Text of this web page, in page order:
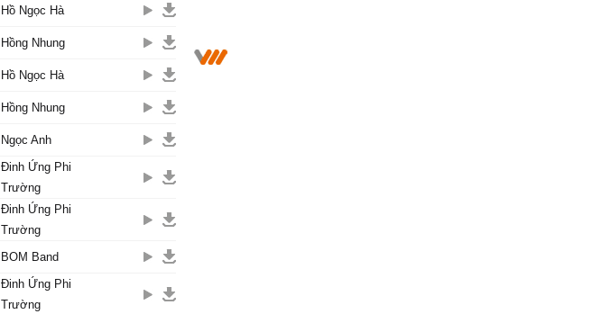
Hồ Ngọc Hà
Hồng Nhung
Hồ Ngọc Hà
Hồng Nhung
Ngọc Anh
Đinh Ứng Phi
Trường
Đinh Ứng Phi
Trường
BOM Band
Đinh Ứng Phi
Trường